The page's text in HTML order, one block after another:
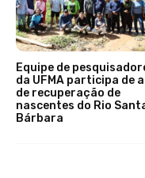
Equipe de
da UFMA participa de
de recuperação de
nascentes do Rio
Bárbara